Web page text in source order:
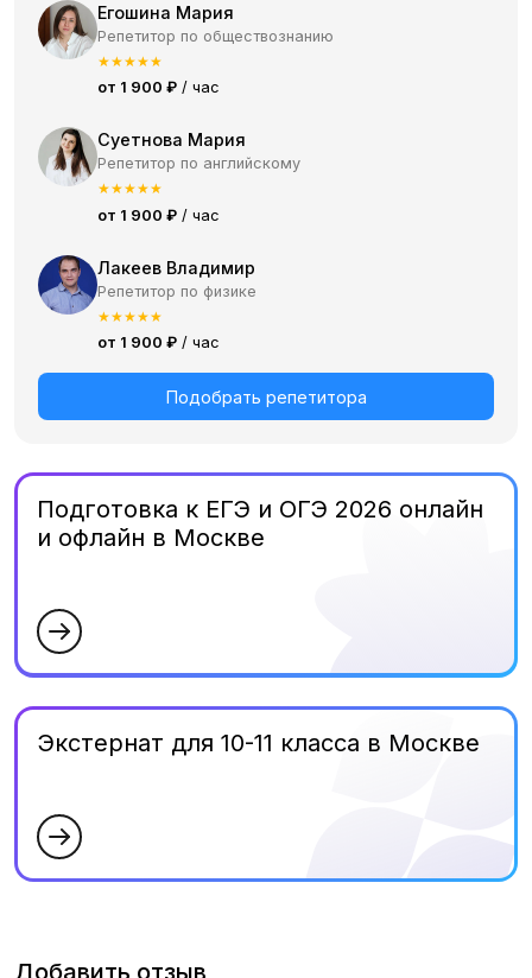
Егошина Мария
Репетитор по обществознанию
★★★★★
от 1 900 ₽ / час
Суетнова Мария
Репетитор по английскому
★★★★★
от 1 900 ₽ / час
Лакеев Владимир
Репетитор по физике
★★★★★
от 1 900 ₽ / час
Подобрать репетитора
Подготовка к ЕГЭ и ОГЭ 2026 онлайн
и офлайн в Москве
Экстернат для 10-11 класса в Москве
Добавить отзыв